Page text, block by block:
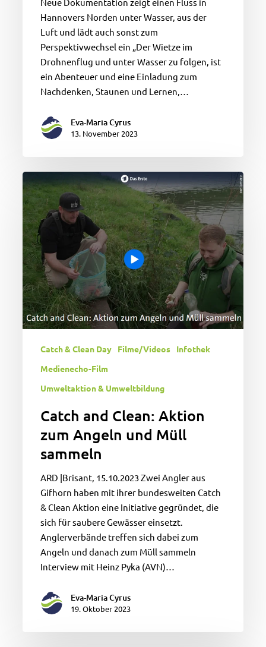
Hannovers Norden unter Wasser, aus der
Luft und lädt auch sonst zum
Perspektivwechsel ein „Der Wietze im
Drohnenflug und unter Wasser zu folgen, ist
ein Abenteuer und eine Einladung zum
Nachdenken, Staunen und Lernen,…
Eva-Maria Cyrus
13. November 2023
Catch
and
Clean:
Aktion
zum
Angeln
und
Müll
sammeln
Catch & Clean Day Filme/Videos
Infothek
Medienecho-Film
Umweltaktion & Umweltbildung
Catch and Clean: Aktion
zum Angeln und Müll
sammeln
ARD |Brisant, 15.10.2023 Zwei Angler aus
Gifhorn haben mit ihrer bundesweiten Catch
& Clean Aktion eine Initiative gegründet, die
sich für saubere Gewässer einsetzt.
Anglerverbände treffen sich dabei zum
Angeln und danach zum Müll sammeln
Interview mit Heinz Pyka (AVN)…
Eva-Maria Cyrus
19. Oktober 2023